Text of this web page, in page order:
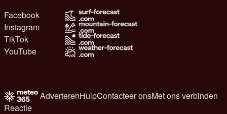
Facebook
Instagram
TikTok
YouTube
AdverterenHulpContacteer onsMet ons verbinden
Reactie